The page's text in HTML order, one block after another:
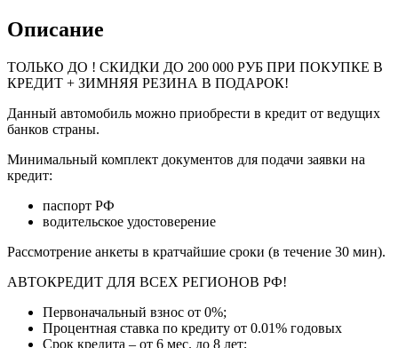
Описание
ТОЛЬКО ДО ! СКИДКИ ДО 200 000 РУБ ПРИ ПОКУПКЕ В
КРЕДИТ + ЗИМНЯЯ РЕЗИНА В ПОДАРОК!
Данный автомобиль можно приобрести в кредит от ведущих
банков страны.
Минимальный комплект документов для подачи заявки на
кредит:
паспорт РФ
водительское удостоверение
Рассмотрение анкеты в кратчайшие сроки (в течение 30 мин).
АВТОКРЕДИТ ДЛЯ ВСЕХ РЕГИОНОВ РФ!
Первоначальный взнос от 0%;
Процентная ставка по кредиту от 0.01% годовых
Срок кредита – от 6 мес. до 8 лет;